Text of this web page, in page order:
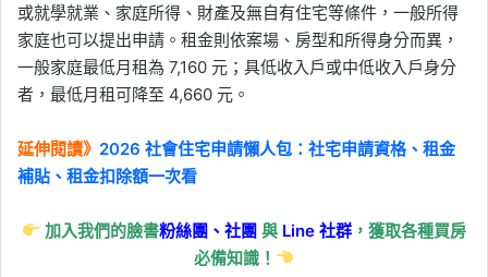
或就學就業、家庭所得、財產及無自有住宅等條件，一般所得
家庭也可以提出申請。租金則依案場、房型和所得身分而異，
一般家庭最低月租為 7,160 元；具低收入戶或中低收入戶身分
者，最低月租可降至 4,660 元。
延伸閱讀》 2026 社會住宅申請懶人包：社宅申請資格、租金
補貼、租金扣除額一次看
加入我們的臉書粉絲團、社團與 Line社群 ，獲取各種買房
必備知識！